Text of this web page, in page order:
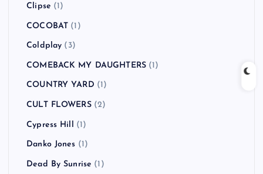
Clipse (1)
COCOBAT (1)
Coldplay (3)
COMEBACK MY DAUGHTERS (1)
COUNTRY YARD (1)
CULT FLOWERS(2)
Cypress Hill (1)
Danko Jones (1)
Dead By Sunrise (1)